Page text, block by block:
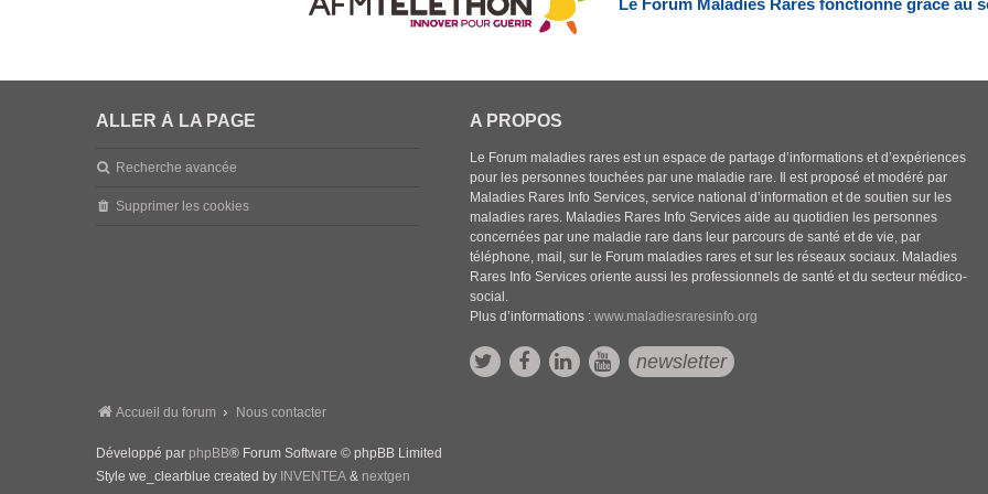
Le Forum Maladies Rares fonctionne grâce au
ALLER À LA PAGE
Recherche avancée
Supprimer les cookies
A PROPOS
Le Forum maladies rares est un espace de partage d’informations et d’expériences
pour les personnes touchées par une maladie rare. Il est proposé et modéré par
Maladies Rares Info Services, service national d’information et de soutien sur les
maladies rares. Maladies Rares Info Services aide au quotidien les personnes
concernées par une maladie rare dans leur parcours de santé et de vie, par
téléphone, mail, sur le Forum maladies rares et sur les réseaux sociaux. Maladies
Rares Info Services oriente aussi les professionnels de santé et du secteur médico-
social.
Plus d’informations :www.maladiesraresinfo.org
newsletter
Accueil du forum Nous contacter
Développé par phpBB® Forum Software © phpBB Limited
Style we_clearblue created by INVENTEA & nextgen